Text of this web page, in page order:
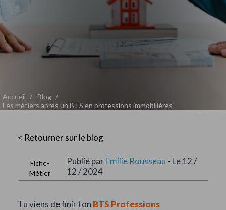
Accueil
Blog
Les métiers après un BTS en professions immobilières
< Retourner sur le blog
Fiche-
Métier
Publié parEmilie Rousseau - Le 12 /
12 / 2024
Tu viens de finir ton BTS Professions